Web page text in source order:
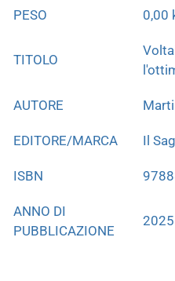
PESO 0,00
TITOLO
AUTORE
EDITORE/MARCA Il
ISBN
ANNO DI
PUBBLICAZIONE
2025